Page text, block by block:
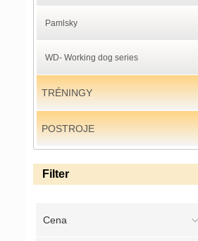
Pamlsky
WD- Working dog series
TRÉNINGY
POSTROJE
Filter
Cena